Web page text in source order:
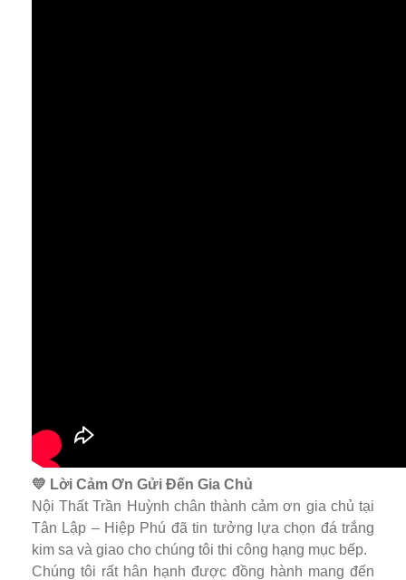
💛 Lời Cảm Ơn Gửi Đến Gia Chủ
Nội Thất Trần Huỳnh chân thành cảm ơn gia chủ tại
Tân Lập – Hiệp Phú đã tin tưởng lựa chọn đá trắng
kim sa và giao cho chúng tôi thi công hạng mục bếp.
Chúng tôi rất hân hạnh được đồng hành mang đến